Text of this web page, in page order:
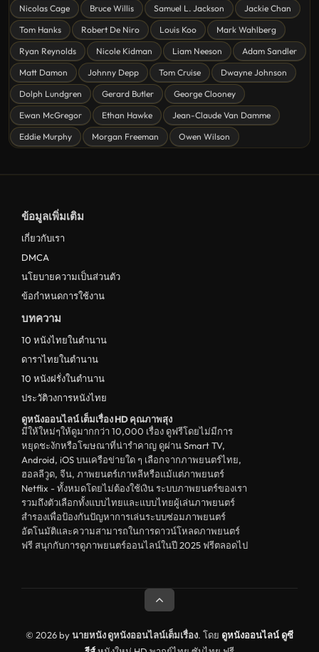
ดูหนังโรแมนติก Romance
หนังชีวิต
ดูหนังแฟนตาซี Fantasy
ดูหนังลึกลับ Mystery
ดูหนังอนิเมชั่น Animation
ดูหนังไซไฟ Sci-Fi
ดูหนังญี่ปุ่น Japan
ดูหนังชีวประวัติ Biography
ดูหนังเกาหลีใต้ South Korea
ระทึกขวัญ
ตลก
ดูหนังจีน China
unknown
ดูหนังอีโรติก R18+ erotic
บู๊
หนังฝรั่ง
ดูหนังสารคดี Documentary
สยองขวัญ
ดูหนังอินเดีย India
ดูหนังจีนฮ่องกง Hong Kong
ดูหนังฝรั่งเศส France
Nicolas Cage Bruce Willis Samuel L. Jackson
Jackie Chan
Tom Hanks
Robert De Niro Louis Koo
Mark Wahlberg
Ryan Reynolds
Nicole Kidman Liam Neeson
Adam Sandler
Matt Damon
Johnny Depp Tom Cruise
Dwayne Johnson
Dolph Lundgren
Gerard Butler
George Clooney
Ewan McGregor
Ethan Hawke
Jean-Claude Van Damme
Eddie Murphy
Morgan Freeman Owen Wilson
ข้อมูลเพิ่มเติม
เกี่ยวกับเรา
DMCA
นโยบายความเป็นส่วนตัว
ข้อกำหนดการใช้งาน
บทความ
10 หนังไทยในตำนาน
ดาราไทยในตำนาน
10 หนังฝรั่งในตำนาน
ประวัติวงการหนังไทย
ดูหนังออนไลน์ เต็มเรื่อง HD คุณภาพสุง
มีให้ใหม่ๆให้ดูมากกว่า 10,000 เรื่อง ดูฟรีโดยไม่มีการ
หยุดชะงักหรือโฆษณาที่น่ารำคาญ ดูผ่าน Smart TV,
Android, iOS บนเครือข่ายใด ๆ เลือกจากภาพยนตร์ไทย,
ฮอลลีวูด, จีน, ภาพยนตร์เกาหลีหรือแม้แต่ภาพยนตร์
Netflix - ทั้งหมดโดยไม่ต้องใช้เงิน ระบบภาพยนตร์ของเรา
รวมถึงตัวเลือกทั้งแบบไทยและแบบไทยผู้เล่นภาพยนตร์
สำรองเพื่อป้องกันปัญหาการเล่นระบบซ่อมภาพยนตร์
อัตโนมัติและความสามารถในการดาวน์โหลดภาพยนตร์
ฟรี สนุกกับการดูภาพยนตร์ออนไลน์ในปี 2025 ฟรีตลอดไป
© 2026 byนายหนัง ดูหนังออนไลน์เต็มเรื่อง. โดย ดูหนังออนไลน์ ดูซี